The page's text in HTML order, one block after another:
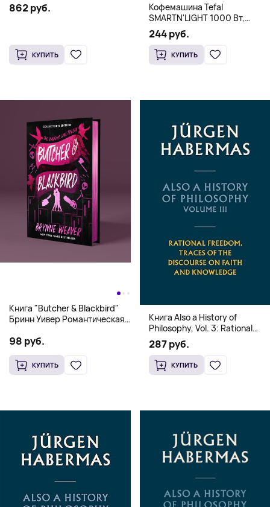
862 руб.
КУПИТЬ
Кофемашина Tefal
SMARTN'LIGHT 1000 Вт,
цифровой, 1,25 л, черный
244 руб.
КУПИТЬ
Книга "Butcher & Blackbird"
Бринн Уивер Романтическая
(18+)
98 руб.
КУПИТЬ
Книга Also a History of
Philosophy, Vol. 3: Rational
Freedom. Traces of the
Discourse on Faith and
Knowledge (Твердый
переплет)
287 руб.
КУПИТЬ